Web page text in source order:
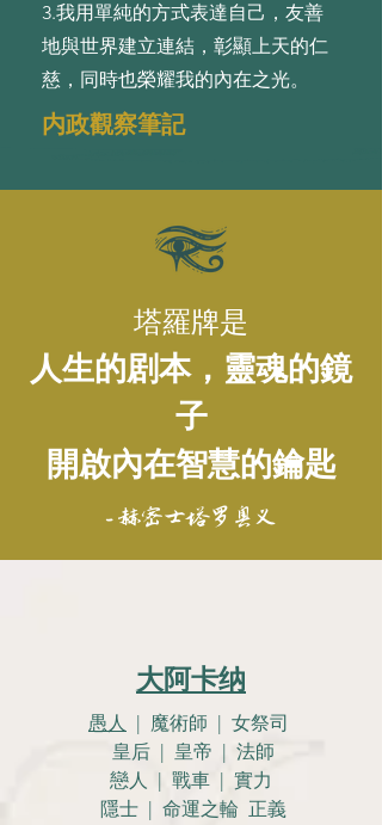
3.我⽤單純的⽅式表達⾃⼰，友善
地與世界建⽴連結，彰顯上天的仁
慈，同時也榮耀我的內在之光。
内政觀察筆記
塔羅牌是
人生的剧本，靈魂的鏡
子
開啟內在智慧的鑰匙
- 赫密士塔罗奥义
大阿卡纳
愚人 | 魔術師 | 女祭司
皇后 | 皇帝 | 法師
戀人 | 戰車 | 實力
隱士 | 命運之輪 正義